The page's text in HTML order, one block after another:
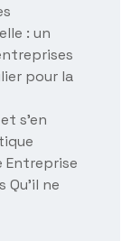
: un
pour la
s’en
Entreprise
Qu’il ne